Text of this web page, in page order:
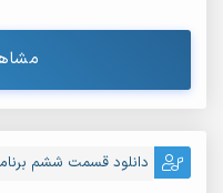
دانلود قسمت ششم